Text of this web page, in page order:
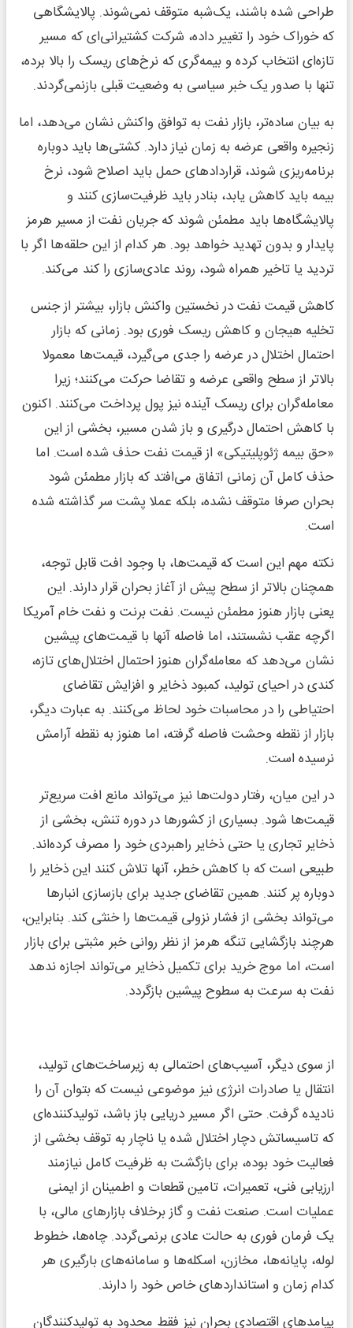
طراحی شده باشند، یک‌شبه متوقف نمی‌شوند. پالایشگاهی
که خوراک خود را تغییر داده، شرکت کشتیرانی‌ای که مسیر
تازه‌ای انتخاب کرده و بیمه‌گری که نرخ‌های ریسک را بالا برده،
تنها با صدور یک خبر سیاسی به وضعیت قبلی بازنمی‌گردند.
به بیان ساده‌تر، بازار نفت به توافق واکنش نشان می‌دهد، اما
زنجیره واقعی عرضه به زمان نیاز دارد. کشتی‌ها باید دوباره
برنامه‌ریزی شوند، قراردادهای حمل باید اصلاح شود، نرخ
بیمه باید کاهش یابد، بنادر باید ظرفیت‌سازی کنند و
پالایشگاه‌ها باید مطمئن شوند که جریان نفت از مسیر هرمز
پایدار و بدون تهدید خواهد بود. هر کدام از این حلقه‌ها اگر با
تردید یا تاخیر همراه شود، روند عادی‌سازی را کند می‌کند.
کاهش قیمت نفت در نخستین واکنش بازار، بیشتر از جنس
تخلیه هیجان و کاهش ریسک فوری بود. زمانی که بازار
احتمال اختلال در عرضه را جدی می‌گیرد، قیمت‌ها معمولا
بالاتر از سطح واقعی عرضه و تقاضا حرکت می‌کنند؛ زیرا
معامله‌گران برای ریسک آینده نیز پول پرداخت می‌کنند. اکنون
با کاهش احتمال درگیری و باز شدن مسیر، بخشی از این
«حق بیمه ژئوپلیتیکی» از قیمت نفت حذف شده است. اما
حذف کامل آن زمانی اتفاق می‌افتد که بازار مطمئن شود
بحران صرفا متوقف نشده، بلکه عملا پشت سر گذاشته شده
است.
نکته مهم این است که قیمت‌ها، با وجود افت قابل توجه،
همچنان بالاتر از سطح پیش از آغاز بحران قرار دارند. این
یعنی بازار هنوز مطمئن نیست. نفت برنت و نفت خام آمریکا
اگرچه عقب نشستند، اما فاصله آنها با قیمت‌های پیشین
نشان می‌دهد که معامله‌گران هنوز احتمال اختلال‌های تازه،
کندی در احیای تولید، کمبود ذخایر و افزایش تقاضای
احتیاطی را در محاسبات خود لحاظ می‌کنند. به عبارت دیگر،
بازار از نقطه وحشت فاصله گرفته، اما هنوز به نقطه آرامش
نرسیده است.
در این میان، رفتار دولت‌ها نیز می‌تواند مانع افت سریع‌تر
قیمت‌ها شود. بسیاری از کشورها در دوره تنش، بخشی از
ذخایر تجاری یا حتی ذخایر راهبردی خود را مصرف کرده‌اند.
طبیعی است که با کاهش خطر، آنها تلاش کنند این ذخایر را
دوباره پر کنند. همین تقاضای جدید برای بازسازی انبارها
می‌تواند بخشی از فشار نزولی قیمت‌ها را خنثی کند. بنابراین،
هرچند بازگشایی تنگه هرمز از نظر روانی خبر مثبتی برای بازار
است، اما موج خرید برای تکمیل ذخایر می‌تواند اجازه ندهد
نفت به سرعت به سطوح پیشین بازگردد.
از سوی دیگر، آسیب‌های احتمالی به زیرساخت‌های تولید،
انتقال یا صادرات انرژی نیز موضوعی نیست که بتوان آن را
نادیده گرفت. حتی اگر مسیر دریایی باز باشد، تولیدکننده‌ای
که تاسیساتش دچار اختلال شده یا ناچار به توقف بخشی از
فعالیت خود بوده، برای بازگشت به ظرفیت کامل نیازمند
ارزیابی فنی، تعمیرات، تامین قطعات و اطمینان از ایمنی
عملیات است. صنعت نفت و گاز برخلاف بازارهای مالی، با
یک فرمان فوری به حالت عادی برنمی‌گردد. چاه‌ها، خطوط
لوله، پایانه‌ها، مخازن، اسکله‌ها و سامانه‌های بارگیری هر
کدام زمان و استانداردهای خاص خود را دارند.
پیامدهای اقتصادی بحران نیز فقط محدود به تولیدکنندگان